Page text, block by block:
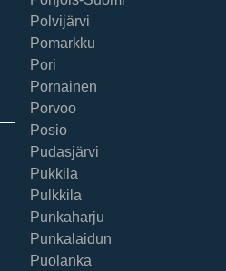
Polvijärvi
Pomarkku
Pori
Pornainen
Porvoo
Posio
Pudasjärvi
Pukkila
Pulkkila
Punkaharju
Punkalaidun
Puolanka